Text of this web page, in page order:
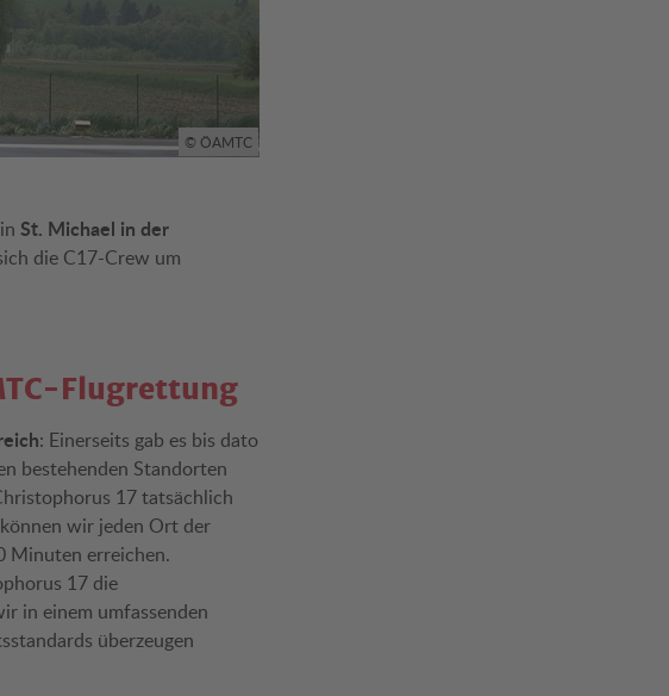
© ÖAMTC
in St. Michael in der
die C17-Crew um
Flugrettung
: Einerseits gab es bis dato
bestehenden Standorten
17 tatsächlich
wir jeden Ort der
Minuten erreichen.
17 die
in einem umfassenden
überzeugen